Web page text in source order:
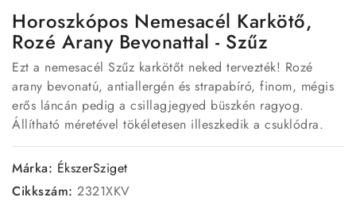
Horoszkópos Nemesacél Karkötő,
Rozé Arany Bevonattal - Szűz
Ezt a nemesacél Szűz karkötőt neked tervezték! Rozé
arany bevonatú, antiallergén és strapabíró, finom, mégis
erős láncán pedig a csillagjegyed büszkén ragyog.
Állítható méretével tökéletesen illeszkedik a csuklódra.
Márka: ÉkszerSziget
Cikkszám: 2321XKV